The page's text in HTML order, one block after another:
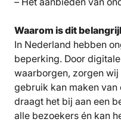
Waarom is dit
In Nederland hebben
beperking. Door
waarborgen, zorgen
gebruik kan maken van
draagt het bij aan een
alle bezoekers én kan